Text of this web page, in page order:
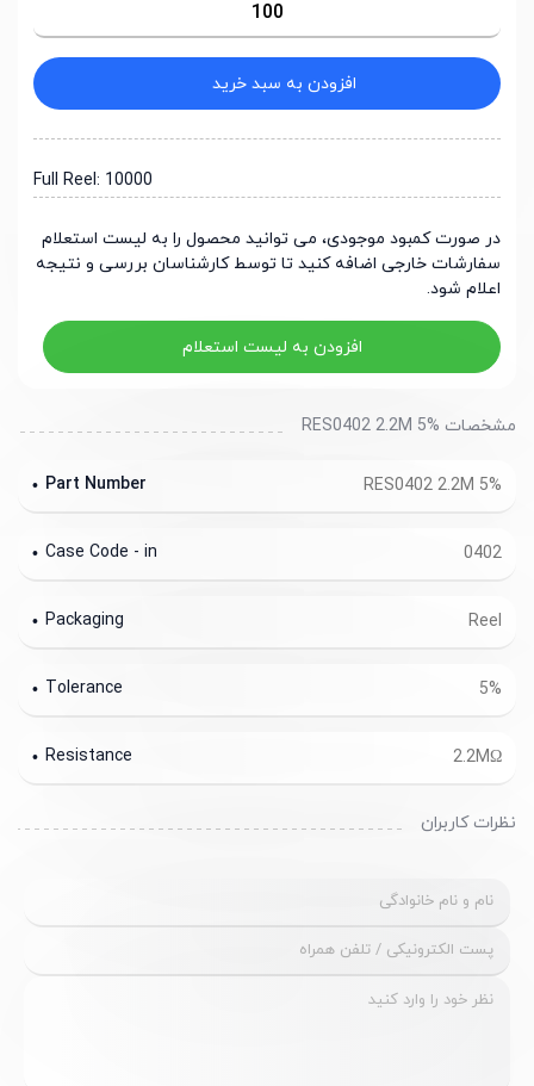
افزودن به سبد خرید
Full Reel: 10000
در صورت کمبود موجودی، می توانید محصول را به لیست استعلام
سفارشات خارجی اضافه کنید تا توسط کارشناسان بررسی و نتیجه
اعلام شود.
افزودن به لیست استعلام
مشخصات RES0402 2.2M 5%
RES0402 2.2M 5%
Part Number
0402
Case Code - in
Reel
Packaging
5%
Tolerance
2.2MΩ
Resistance
نظرات کاربران